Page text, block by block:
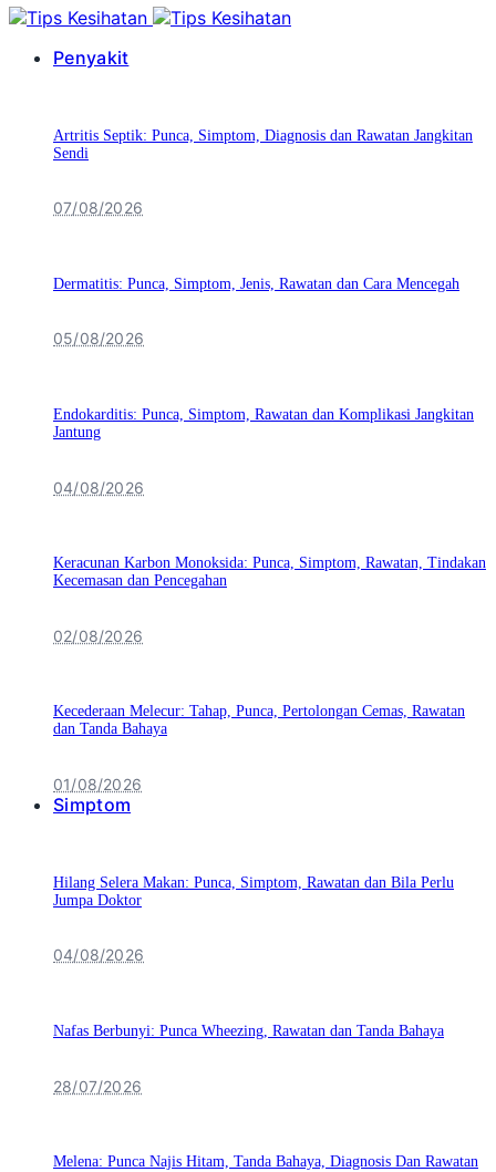
Penyakit
Artritis Septik: Punca, Simptom, Diagnosis dan Rawatan Jangkitan
Sendi
07/08/2026
Dermatitis: Punca, Simptom, Jenis, Rawatan dan Cara Mencegah
05/08/2026
Endokarditis: Punca, Simptom, Rawatan dan Komplikasi Jangkitan
Jantung
04/08/2026
Keracunan Karbon Monoksida: Punca, Simptom, Rawatan, Tindakan
Kecemasan dan Pencegahan
02/08/2026
Kecederaan Melecur: Tahap, Punca, Pertolongan Cemas, Rawatan
dan Tanda Bahaya
01/08/2026
Simptom
Hilang Selera Makan: Punca, Simptom, Rawatan dan Bila Perlu
Jumpa Doktor
04/08/2026
Nafas Berbunyi: Punca Wheezing, Rawatan dan Tanda Bahaya
28/07/2026
Melena: Punca Najis Hitam, Tanda Bahaya, Diagnosis Dan Rawatan